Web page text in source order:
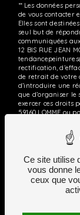
** Les données
de vous contacter
Elles sont
seul but de
communiquées
12 BIS RUE JEAN
rectification,
de retrait de votre
d’introduire une
que d’organiser le
exercer ces droits
59160 LOMME ou
être demandé.
prise de contact
probatoires et de
inscrire sur la
disponible à cette
plus
Ce site utilise
vous donne
ceux que